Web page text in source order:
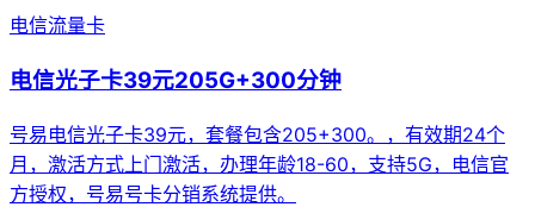
电信流量卡
电信光子卡39元205G+300分钟
号易电信光子卡39元，套餐包含205+300。，有效期24个
月，激活方式上门激活，办理年龄18-60，支持5G，电信官
方授权，号易号卡分销系统提供。